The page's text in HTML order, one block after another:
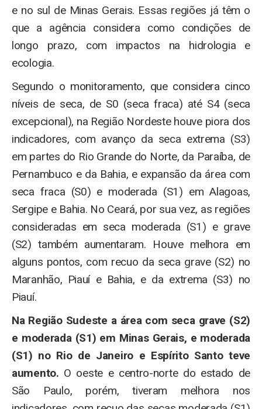
e no sul de Minas Gerais. Essas regiões já têm o
que a agência considera como condições de
longo prazo, com impactos na hidrologia e
ecologia.
Segundo o monitoramento, que considera cinco
níveis de seca, de S0 (seca fraca) até S4 (seca
excepcional), na Região Nordeste houve piora dos
indicadores, com avanço da seca extrema (S3)
em partes do Rio Grande do Norte, da Paraíba, de
Pernambuco e da Bahia, e expansão da área com
seca fraca (S0) e moderada (S1) em Alagoas,
Sergipe e Bahia. No Ceará, por sua vez, as regiões
consideradas em seca moderada (S1) e grave
(S2) também aumentaram. Houve melhora em
alguns pontos, com recuo da seca grave (S2) no
Maranhão, Piauí e Bahia, e da extrema (S3) no
Piauí.
Na Região Sudeste a área com seca grave (S2)
e moderada (S1) em Minas Gerais, e moderada
(S1) no Rio de Janeiro e Espírito Santo teve
aumento. O oeste e centro-norte do estado de
São Paulo, porém, tiveram melhora nos